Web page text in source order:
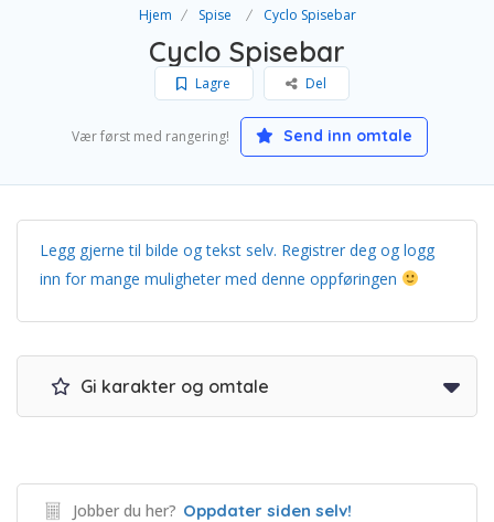
Hjem Spise Cyclo Spisebar
Cyclo Spisebar
Lagre Del
Vær først med rangering! Send inn omtale
Legg gjerne til bilde og tekst selv. Registrer deg og logg
inn for mange muligheter med denne oppføringen
Gi karakter og omtale
Jobber du her? Oppdater siden selv!